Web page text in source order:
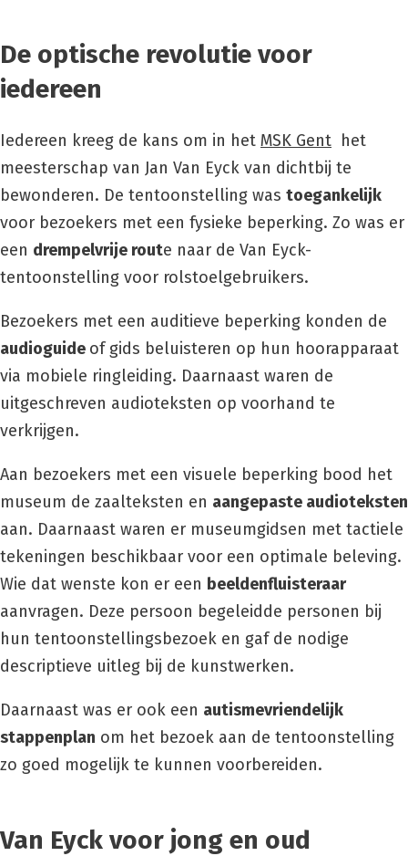
De optische revolutie voor
iedereen
Iedereen kreeg de kans om in het MSK Gent het
meesterschap van Jan Van Eyck van dichtbij te
bewonderen. De tentoonstelling was toegankelijk
voor bezoekers met een fysieke beperking. Zo was er
een drempelvrije route naar de Van Eyck-
tentoonstelling voor rolstoelgebruikers.
Bezoekers met een auditieve beperking konden de
audioguide of gids beluisteren op hun hoorapparaat
via mobiele ringleiding. Daarnaast waren de
uitgeschreven audioteksten op voorhand te
verkrijgen.
Aan bezoekers met een visuele beperking bood het
museum de zaalteksten en aangepaste audioteksten
aan. Daarnaast waren er museumgidsen met tactiele
tekeningen beschikbaar voor een optimale beleving.
Wie dat wenste kon er een beeldenfluisteraar
aanvragen. Deze persoon begeleidde personen bij
hun tentoonstellingsbezoek en gaf de nodige
descriptieve uitleg bij de kunstwerken.
Daarnaast was er ook een autismevriendelijk
stappenplan om het bezoek aan de tentoonstelling
zo goed mogelijk te kunnen voorbereiden.
Van Eyck voor jong en oud